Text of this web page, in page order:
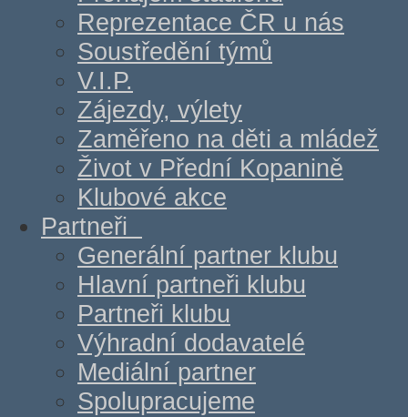
Reprezentace ČR u nás
Soustředění týmů
V.I.P.
Zájezdy, výlety
Zaměřeno na děti a mládež
Život v Přední Kopanině
Klubové akce
Partneři
Generální partner klubu
Hlavní partneři klubu
Partneři klubu
Výhradní dodavatelé
Mediální partner
Spolupracujeme